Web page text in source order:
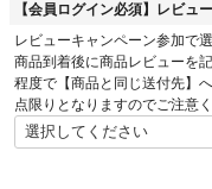
【会員ログイン必須】レビ
レビューキャンペーン参加で
商品到着後に商品レビューを
程度で【商品と同じ送付先】
点限りとなりますのでご注意